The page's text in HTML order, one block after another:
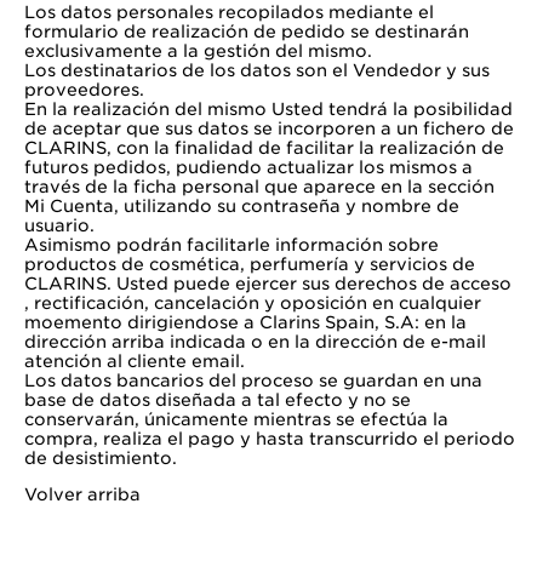
Los datos personales recopilados mediante el
formulario de realización de pedido se destinarán
exclusivamente a la gestión del mismo.
Los destinatarios de los datos son el Vendedor y sus
proveedores.
En la realización del mismo Usted tendrá la posibilidad
de aceptar que sus datos se incorporen a un fichero de
CLARINS, con la finalidad de facilitar la realización de
futuros pedidos, pudiendo actualizar los mismos a
través de la ficha personal que aparece en la sección
Mi Cuenta, utilizando su contraseña y nombre de
usuario.
Asimismo podrán facilitarle información sobre
productos de cosmética, perfumería y servicios de
CLARINS. Usted puede ejercer sus derechos de acceso
, rectificación, cancelación y oposición en cualquier
moemento dirigiendose a Clarins Spain, S.A: en la
dirección arriba indicada o en la dirección de e-mail
atención al cliente email.
Los datos bancarios del proceso se guardan en una
base de datos diseñada a tal efecto y no se
conservarán, únicamente mientras se efectúa la
compra, realiza el pago y hasta transcurrido el periodo
de desistimiento.
Volver arriba